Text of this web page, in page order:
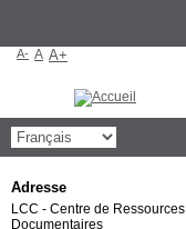
A- A A+
Adresse
LCC - Centre de Ressources
Documentaires